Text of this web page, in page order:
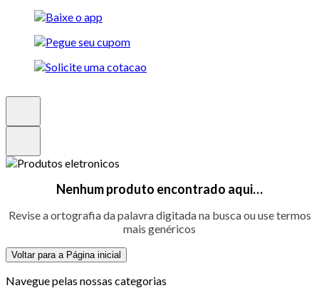
Nenhum produto encontrado aqui…
Revise a ortografia da palavra digitada na busca ou use termos
mais genéricos
Voltar para a Página inicial
Navegue pelas nossas categorias